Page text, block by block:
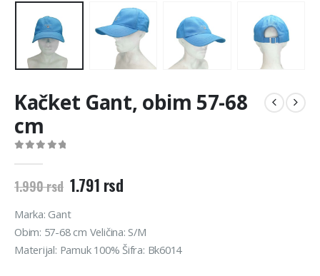
Kačket Gant, obim 57-68
cm
1.990rsd Originalna
cena
je
bila:
1.990 rsd.
1.791 rsdTrenutna
cena
1.791 rsd.
Marka: Gant
Obim: 57-68 cm Veličina: S/M
Materijal: Pamuk 100% Šifra: Bk6014